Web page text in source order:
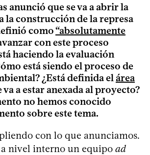
anunció que se va a abrir la
la construcción de la represa
como“absolutamente
con este proceso
haciendo la evaluación
está siendo el proceso de
¿Está definida el área
va a estar anexada al proyecto?
no hemos conocido
sobre este tema.
con lo que anunciamos.
nivel interno un equipo ad